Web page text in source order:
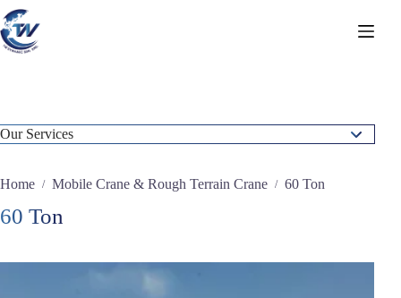
Skip
to
content
Home / Mobile Crane & Rough Terrain Crane / 60 Ton
60 Ton
Our Services